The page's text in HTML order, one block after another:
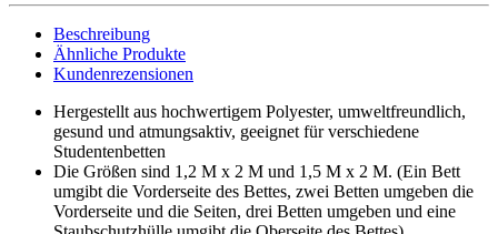
Beschreibung
Ähnliche Produkte
Kundenrezensionen
Hergestellt aus hochwertigem Polyester, umweltfreundlich,
gesund und atmungsaktiv, geeignet für verschiedene
Studentenbetten
Die Größen sind 1,2 M x 2 M und 1,5 M x 2 M. (Ein Bett
umgibt die Vorderseite des Bettes, zwei Betten umgeben die
Vorderseite und die Seiten, drei Betten umgeben und eine